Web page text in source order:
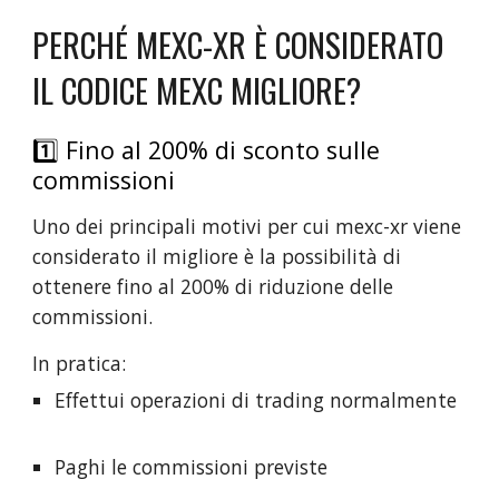
PERCHÉ MEXC-XR È CONSIDERATO
IL CODICE MEXC MIGLIORE?
1️⃣ Fino al 200% di sconto sulle
commissioni
Uno dei principali motivi per cui mexc-xr viene
considerato il migliore è la possibilità di
ottenere fino al 200% di riduzione delle
commissioni.
In pratica:
Effettui operazioni di trading normalmente
Paghi le commissioni previste